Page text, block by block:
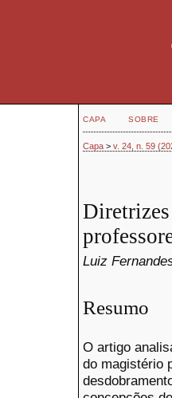
CAPA SOBRE
Capa > v. 24, n. 59
Luiz
Resumo
O artigo
do magistério